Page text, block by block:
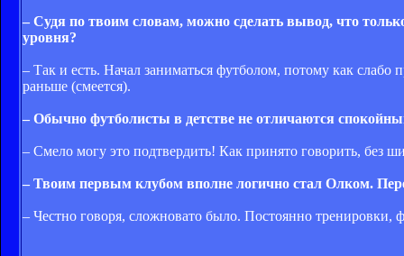
– Судя по твоим словам, можно сделать вывод, что
уровня?
– Так и есть. Начал заниматься футболом, потому как слабо
раньше (смеется).
– Обычно футболисты в детстве не отличаются
– Смело могу это подтвердить! Как принято говорить, без
– Твоим первым клубом вполне логично стал Олком.
– Честно говоря, сложновато было. Постоянно тренировки,